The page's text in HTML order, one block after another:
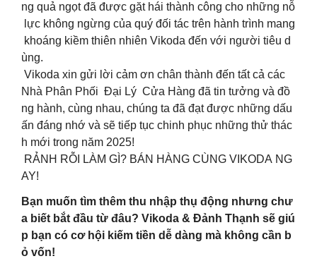
ng quả ngọt đã được gặt hái thành công cho những nỗ
lực không ngừng của quý đối tác trên hành trình mang
khoáng kiềm thiên nhiên Vikoda đến với người tiêu d
ùng.
Vikoda xin gửi lời cảm ơn chân thành đến tất cả các
Nhà Phân Phối Đại Lý Cửa Hàng đã tin tưởng và đồ
ng hành, cùng nhau, chúng ta đã đạt được những dấu
ấn đáng nhớ và sẽ tiếp tục chinh phục những thử thác
h mới trong năm 2025!
RẢNH RỖI LÀM GÌ? BÁN HÀNG CÙNG VIKODA NG
AY!
Bạn muốn tìm thêm thu nhập thụ động nhưng chư
a biết bắt đầu từ đâu? Vikoda & Đảnh Thạnh sẽ giú
p bạn có cơ hội kiếm tiền dễ dàng mà không cần b
ỏ vốn!